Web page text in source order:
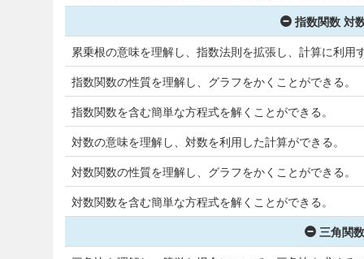
指数関数 対
累乗根の意味を理解し、指数法則を拡張し、計算に利用
指数関数の性質を理解し、グラフをかくことができる。
指数関数を含む簡単な方程式を解くことができる。
対数の意味を理解し、対数を利用した計算ができる。
対数関数の性質を理解し、グラフをかくことができる。
対数関数を含む簡単な方程式を解くことができる。
三角関